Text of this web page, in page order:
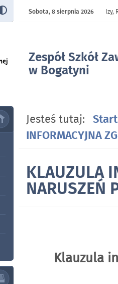
Zespół Szkół
w Bogatyni
Sobota,8 sierpnia 2026 Izy,
Jesteś tutaj: Start
INFORMACYJNA
KLAUZULA
NARUSZEŃ
Klauzula